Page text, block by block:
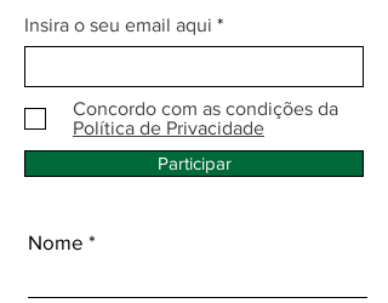
Insira o seu email aqui
Concordo com as condições da
Política de Privacidade
Participar
Nome